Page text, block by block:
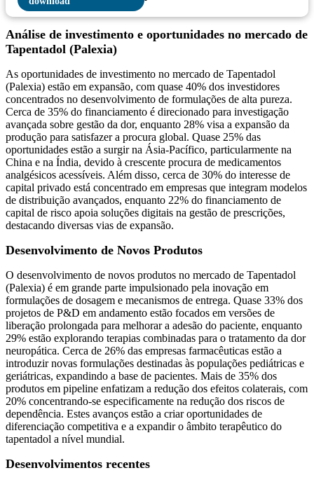
Análise de investimento e oportunidades no mercado de
Tapentadol (Palexia)
As oportunidades de investimento no mercado de Tapentadol
(Palexia) estão em expansão, com quase 40% dos investidores
concentrados no desenvolvimento de formulações de alta pureza.
Cerca de 35% do financiamento é direcionado para investigação
avançada sobre gestão da dor, enquanto 28% visa a expansão da
produção para satisfazer a procura global. Quase 25% das
oportunidades estão a surgir na Ásia-Pacífico, particularmente na
China e na Índia, devido à crescente procura de medicamentos
analgésicos acessíveis. Além disso, cerca de 30% do interesse de
capital privado está concentrado em empresas que integram modelos
de distribuição avançados, enquanto 22% do financiamento de
capital de risco apoia soluções digitais na gestão de prescrições,
destacando diversas vias de expansão.
Desenvolvimento de Novos Produtos
O desenvolvimento de novos produtos no mercado de Tapentadol
(Palexia) é em grande parte impulsionado pela inovação em
formulações de dosagem e mecanismos de entrega. Quase 33% dos
projetos de P&D em andamento estão focados em versões de
liberação prolongada para melhorar a adesão do paciente, enquanto
29% estão explorando terapias combinadas para o tratamento da dor
neuropática. Cerca de 26% das empresas farmacêuticas estão a
introduzir novas formulações destinadas às populações pediátricas e
geriátricas, expandindo a base de pacientes. Mais de 35% dos
produtos em pipeline enfatizam a redução dos efeitos colaterais, com
20% concentrando-se especificamente na redução dos riscos de
dependência. Estes avanços estão a criar oportunidades de
diferenciação competitiva e a expandir o âmbito terapêutico do
tapentadol a nível mundial.
Desenvolvimentos recentes